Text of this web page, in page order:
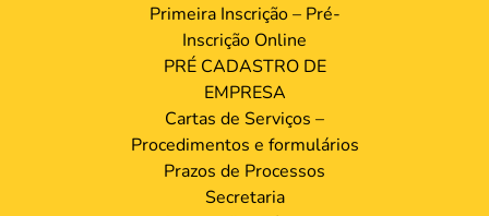
Primeira Inscrição – Pré-
Inscrição Online
PRÉ CADASTRO DE
EMPRESA
Cartas de Serviços –
Procedimentos e formulários
Prazos de Processos
Secretaria